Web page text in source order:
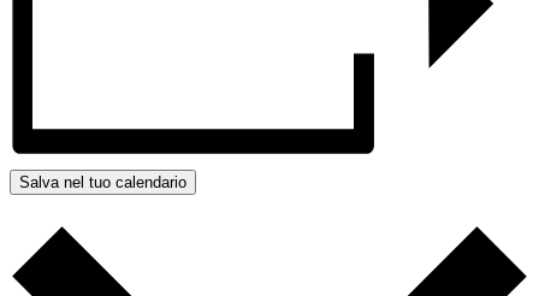
Salva nel tuo calendario